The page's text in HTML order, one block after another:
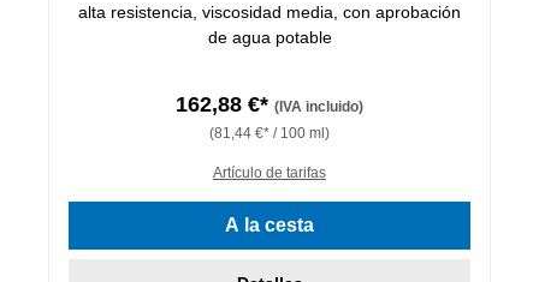
alta resistencia, viscosidad media, con aprobación
de agua potable
162,88 €* (IVA incluido)
(81,44 €* / 100 ml)
Artículo de tarifas
A la cesta